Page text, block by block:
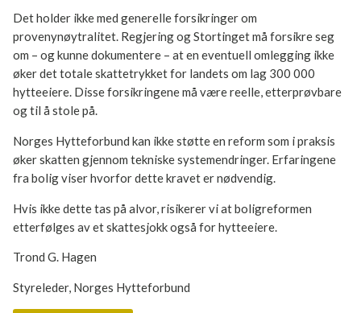
Det holder ikke med generelle forsikringer om
provenynøytralitet. Regjering og Stortinget må forsikre seg
om – og kunne dokumentere – at en eventuell omlegging ikke
øker det totale skattetrykket for landets om lag 300 000
hytteeiere. Disse forsikringene må være reelle, etterprøvbare
og til å stole på.
Norges Hytteforbund kan ikke støtte en reform som i praksis
øker skatten gjennom tekniske systemendringer. Erfaringene
fra bolig viser hvorfor dette kravet er nødvendig.
Hvis ikke dette tas på alvor, risikerer vi at boligreformen
etterfølges av et skattesjokk også for hytteeiere.
Trond G. Hagen
Styreleder, Norges Hytteforbund